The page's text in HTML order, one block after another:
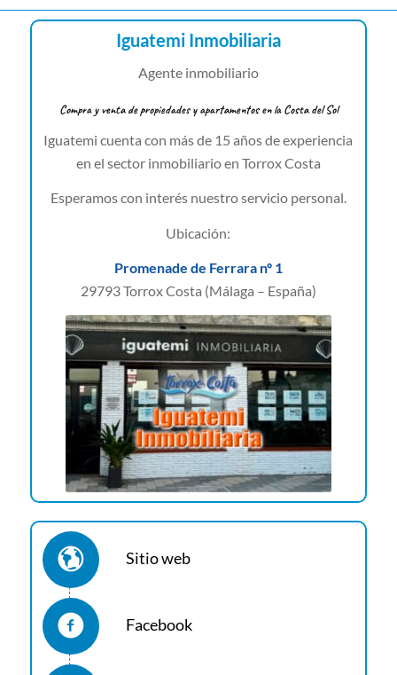
Iguatemi Inmobiliaria
Agente inmobiliario
Compra y venta de propiedades y apartamentos en la Costa del Sol
Iguatemi cuenta con más de 15 años de experiencia
en el sector inmobiliario en Torrox Costa
Esperamos con interés nuestro servicio personal.
Ubicación:
Promenade de Ferrara nº 1
29793 Torrox Costa (Málaga – España)
Sitio web
Facebook